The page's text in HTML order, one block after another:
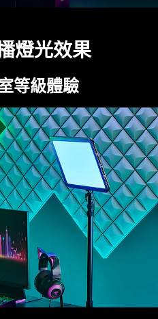
燈光效果
等級體驗